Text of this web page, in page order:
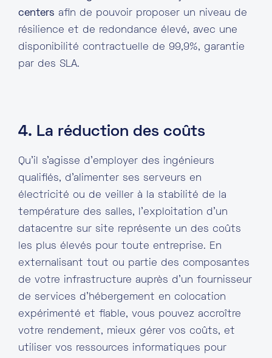
centers afin de pouvoir proposer un niveau de
résilience et de redondance élevé, avec une
disponibilité contractuelle de 99,9%, garantie
par des SLA.
4. La réduction des coûts
Qu’il s’agisse d’employer des ingénieurs
qualifiés, d’alimenter ses serveurs en
électricité ou de veiller à la stabilité de la
température des salles, l’exploitation d’un
datacentre sur site représente un des coûts
les plus élevés pour toute entreprise. En
externalisant tout ou partie des composantes
de votre infrastructure auprès d’un fournisseur
de services d’hébergement en colocation
expérimenté et fiable, vous pouvez accroître
votre rendement, mieux gérer vos coûts, et
utiliser vos ressources informatiques pour